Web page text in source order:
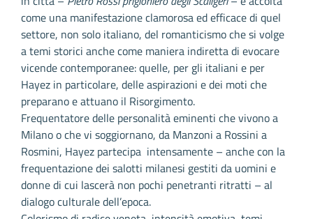
come una manifestazione clamorosa ed efficace di quel
settore, non solo italiano, del romanticismo che si volge
a temi storici anche come maniera indiretta di evocare
vicende contemporanee: quelle, per gli italiani e per
Hayez in particolare, delle aspirazioni e dei moti che
preparano e attuano il Risorgimento.
Frequentatore delle personalità eminenti che vivono a
Milano o che vi soggiornano, da Manzoni a Rossini a
Rosmini, Hayez partecipa intensamente – anche con la
frequentazione dei salotti milanesi gestiti da uomini e
donne di cui lascerà non pochi penetranti ritratti – al
dialogo culturale dell’epoca.